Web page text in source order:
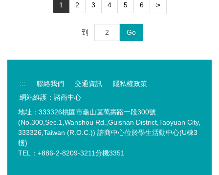
1 2 3 4 5 6 >
到 Go
::: 聯絡我們 交通資訊
隱私權政策
網站維護：諮商中心
地址：333326桃園市龜山區萬壽路一段300號
(No.300,Sec.1,Wanshou Rd.,Guishan District,Taoyuan City,
333326,Taiwan (R.O.C.)) 諮商中心位於學生活動中心(U棟3
樓)
TEL：+886-2-8209-3211分機3351